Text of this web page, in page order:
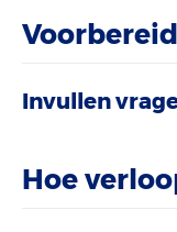
Invullen
Hoe